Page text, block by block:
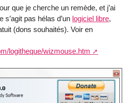
que je cherche un remède, et j’ai
s’agit pas hélas d’un logiciel libre,
(dons souhaités). Voir en
logitheque/wizmouse.htm